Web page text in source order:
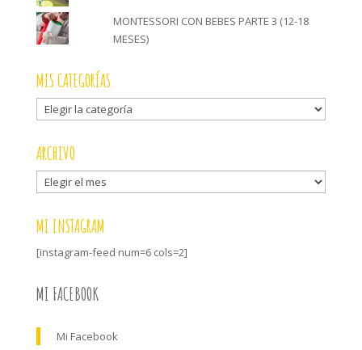
MONTESSORI CON BEBES PARTE 3 (12-18
MESES)
MIS CATEGORÍAS
Mis
categorías
ARCHIVO
Archivo
MI INSTAGRAM
[instagram-feed num=6 cols=2]
MI FACEBOOK
Mi Facebook